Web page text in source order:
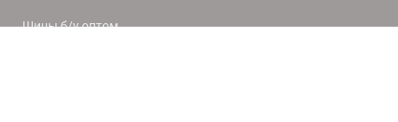
Шины б/у оптом